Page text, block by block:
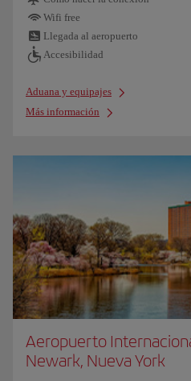
Wifi free
Llegada al aeropuerto
Accesibilidad
Aduana y equipajes
Más información
Aeropuerto
Newark, Nueva York